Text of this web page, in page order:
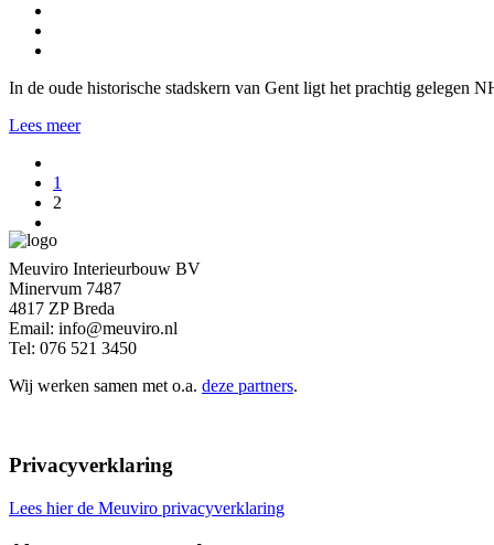
In de oude historische stadskern van Gent ligt het prachtig gelegen
Lees meer
1
2
Meuviro Interieurbouw BV
Minervum 7487
4817 ZP Breda
Email: info@meuviro.nl
Tel: 076 521 3450
Wij werken samen met o.a. deze partners.
Privacyverklaring
Lees hier de Meuviro privacyverklaring